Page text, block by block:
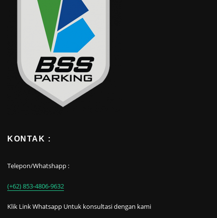
KONTAK :
Telepon/Whatshapp :
(+62) 853-4806-9632
Klik Link Whatsapp Untuk konsultasi dengan kami